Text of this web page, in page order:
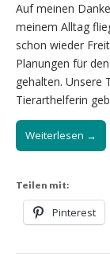
Auf meinen
meinem Alltag
schon wieder
Planungen für
gehalten. Unsere
Tierarthelferin
Weiterlesen →
Teilen mit:
Pinterest